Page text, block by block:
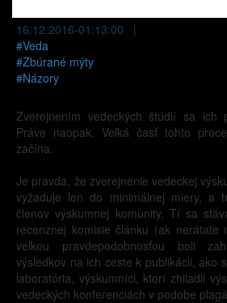
16.12.2016-01:13:00 |
#Veda
#Zbúrané mýty
#Názory
Zverejnením vedeckých štúdií sa ich
Práve naopak. Veľká časť tohto
začína.
Je pravda, že zverejnenie vedeckej
vyžaduje len do minimálnej miery, a
členov výskumnej komunity. Tí sa
recenznej komisie článku (ak nerátate
veľkou pravdepodobnosťou boli
výsledkov na ich ceste k publikácii, ako
laboratória, výskumníci, ktorí zhliadli
vedeckých konferenciách v podobe